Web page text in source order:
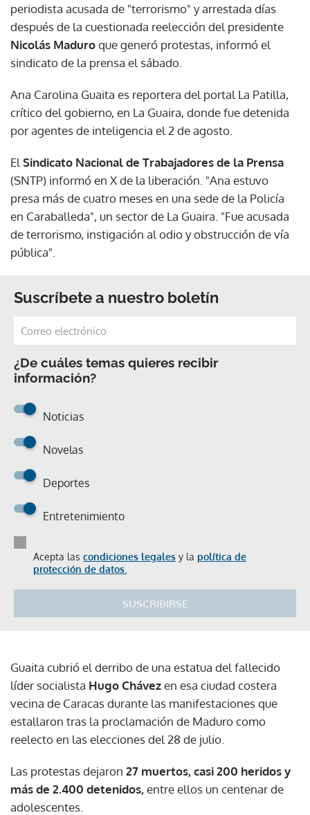
periodista acusada de "terrorismo" y arrestada días
después de la cuestionada reelección del presidente
Nicolás Maduroque generó protestas, informó el
sindicato de la prensa el sábado.
Ana Carolina Guaita es reportera del portal La Patilla,
crítico del gobierno, en La Guaira, donde fue detenida
por agentes de inteligencia el 2 de agosto.
El Sindicato Nacional de Trabajadores de la Prensa
(SNTP) informó en X de la liberación. "Ana estuvo
presa más de cuatro meses en una sede de la Policía
en Caraballeda", un sector de La Guaira. "Fue acusada
de terrorismo, instigación al odio y obstrucción de vía
pública".
Suscríbete a nuestro boletín
¿De cuáles temas quieres recibir
información?
Noticias
Novelas
Deportes
Entretenimiento
Acepta las condiciones legales y la política de
protección de datos.
SUSCRIBIRSE
Guaita cubrió el derribo de una estatua del fallecido
líder socialista Hugo Chávezen esa ciudad costera
vecina de Caracas durante las manifestaciones que
estallaron tras la proclamación de Maduro como
reelecto en las elecciones del 28 de julio.
Las protestas dejaron 27 muertos, casi 200 heridos y
más de 2.400 detenidos,entre ellos un centenar de
adolescentes.